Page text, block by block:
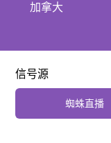
加拿大
信号源
蜘蛛直播